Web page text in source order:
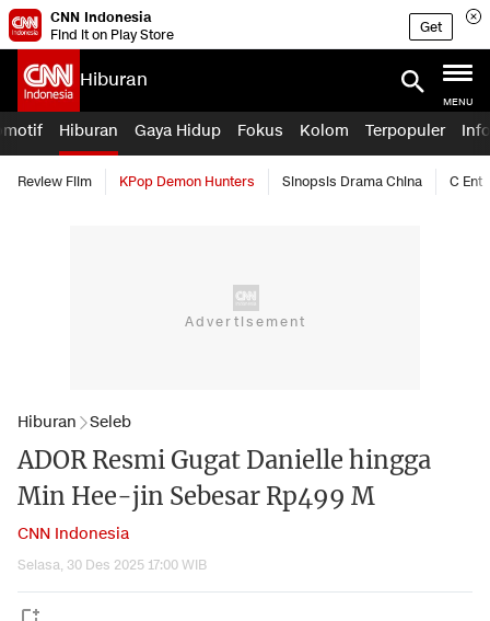
CNN Indonesia
Find it on Play Store
Get
Hiburan
MENU
Hiburan Gaya Hidup Fokus Kolom Terpopuler
Review Film KPop Demon Hunters Sinopsis Drama China C Ent
Hiburan Seleb
ADOR Resmi Gugat Danielle hingga
Min Hee-jin Sebesar Rp499 M
CNN Indonesia
Selasa, 30 Des 2025 17:00 WIB